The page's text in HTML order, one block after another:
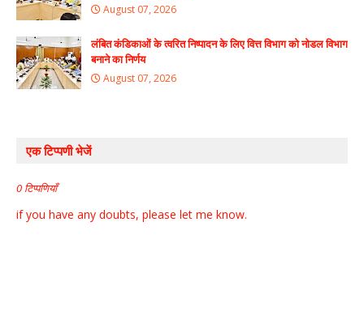
August 07, 2026
लंबित कंडिकाओं के त्वरित निष्पादन के लिए वित्त विभाग को नोडल विभाग
बनाने का निर्णय
August 07, 2026
एक टिप्पणी भेजें
0 टिप्पणियाँ
if you have any doubts, please let me know.